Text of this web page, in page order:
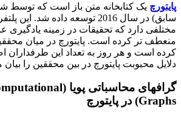
پایتورچ یک کتابخانه متن باز است که توسط
سابق) در سال 2016 توسعه داده شد.
مختلفی دارد که تحقیقات در زمینه یادگیری
منعطف تر کرده است. پایتورچ در میان
کرده است و هر روز به تعداد این طرفداران
دلایل محبوبت پایتورچ در بین محققین را بیان
گرافهای محاسباتی پویا (
Graphs) در پایتورچ